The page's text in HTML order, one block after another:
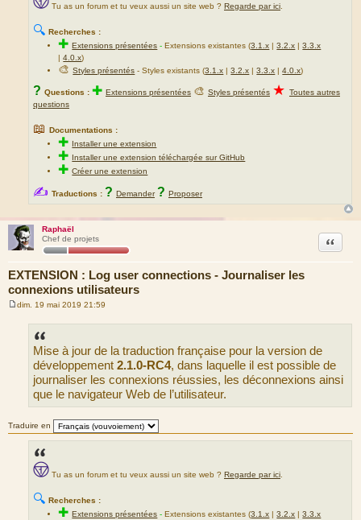
Tu as un forum et tu veux aussi un site web ? Regarde par ici
🔍 Recherches :
✚Extensions présentées -Extensions existantes (3.1.x |3.2.x |3.3.x
|4.0.x)
🎨Styles présentés - Styles existants (3.1.x |3.2.x |3.3.x |4.0.x)
? Questions : ✚ Extensions présentées 🎨 Styles présentés ★ Toutes autres
questions
📖 Documentations :
✚ Installer une extension
✚ Installer une extension téléchargée sur GitHub
✚Créer une extension
✍ Traductions : ? Demander ? Proposer
Raphaël
Chef de projets
EXTENSION : Log user connections - Journaliser les
connexions utilisateurs
Citation
dim. 19 mai 2019 21:59
Mise à jour de la traduction française pour la version de
développement 2.1.0-RC4, dans laquelle il est possible de
journaliser les connexions réussies, les déconnexions ainsi
que le navigateur Web de l’utilisateur.
Traduire en
Tu as un forum et tu veux aussi un site web ? Regarde par ici
🔍 Recherches :
✚Extensions présentées -Extensions existantes (3.1.x |3.2.x |3.3.x